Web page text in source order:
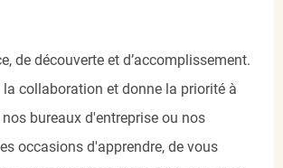
de découverte et d’accomplissement.
collaboration et donne la priorité à
bureaux d'entreprise ou nos
occasions d'apprendre, de vous